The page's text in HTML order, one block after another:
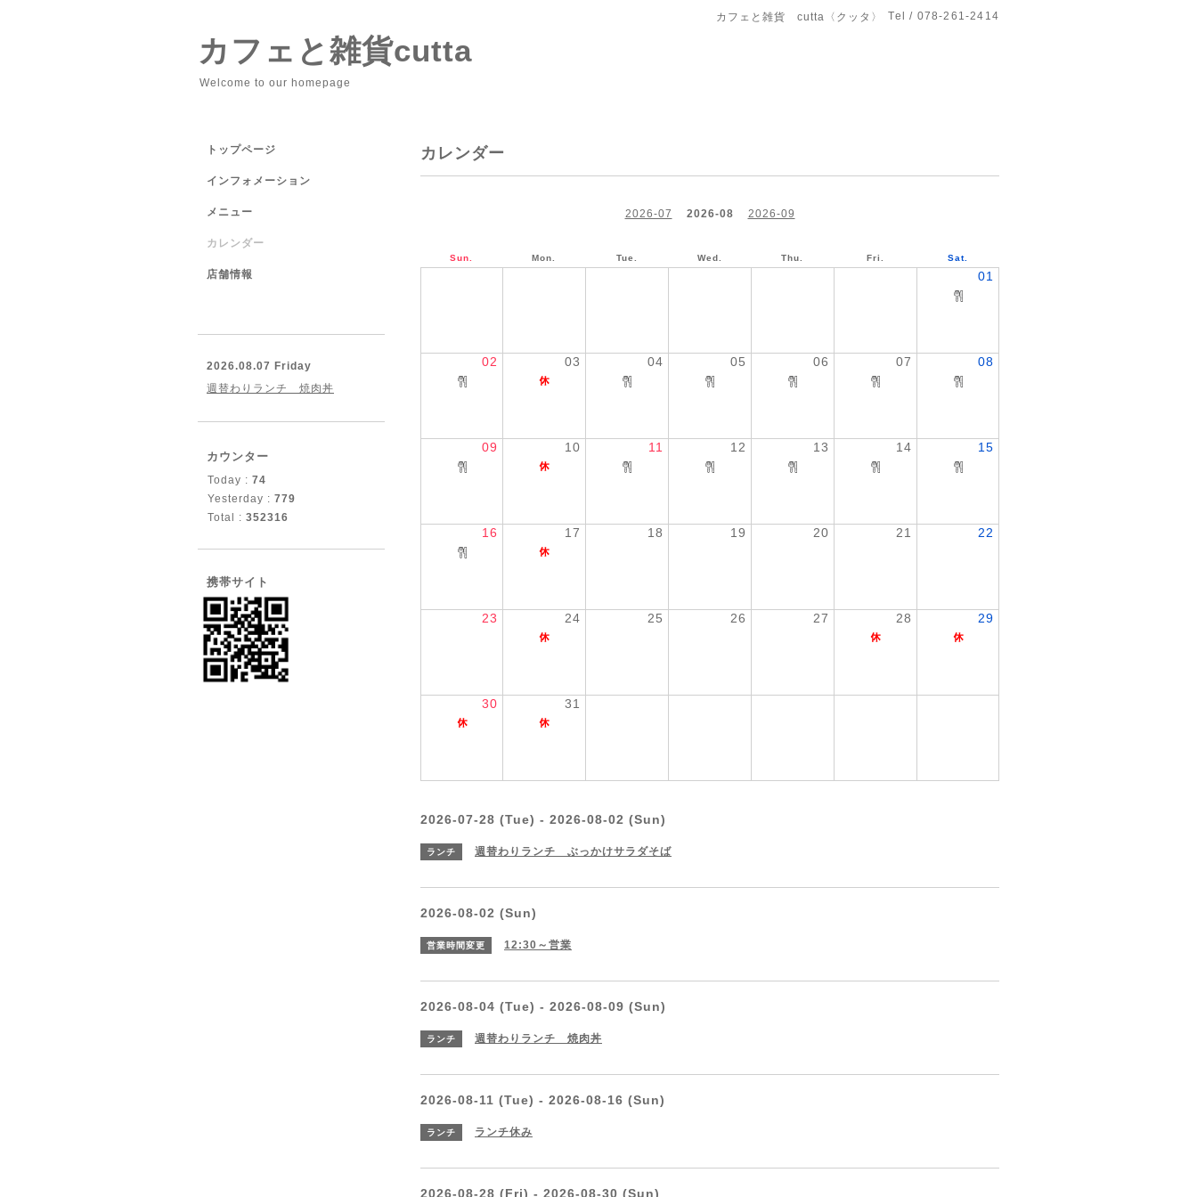
カフェと雑貨 cutta〈クッタ〉 Tel / 078-261-2414
カフェと雑貨cutta
Welcome to our homepage
カレンダー
2026-07 2026-08 2026-09
Sun. Mon. Tue. Wed. Thu. Fri. Sat.
01
02 03 04 05 06 07 08
09 10 11 12 13 14 15
16 17 18 19 20 21 22
23 24 25 26 27 28 29
30 31
2026-07-28 (Tue) - 2026-08-02 (Sun)
ランチ 週替わりランチ ぶっかけサラダそば
2026-08-02 (Sun)
営業時間変更 12:30～営業
2026-08-04 (Tue) - 2026-08-09 (Sun)
ランチ 週替わりランチ 焼肉丼
2026-08-11 (Tue) - 2026-08-16 (Sun)
ランチ ランチ休み
2026-08-28 (Fri) - 2026-08-30 (Sun)
トップページ
インフォメーション
メニュー
カレンダー
店舗情報
2026.08.07 Friday
週替わりランチ 焼肉丼
カウンター
Today : 74
Yesterday : 779
Total : 352316
携帯サイト